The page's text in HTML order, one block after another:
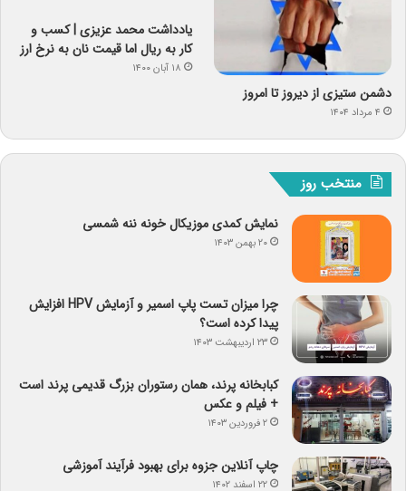
دشمن ستیزی از دیروز تا امروز
۴ مرداد ۱۴۰۴
یادداشت‌ محمد عزیزی | کسب و
کار به ریال اما قیمت نان به نرخ ارز
۱۸ آبان ۱۴۰۰
منتخب روز
نمایش کمدی موزیکال خونه ننه شمسی
۲۰ بهمن ۱۴۰۳
چرا میزان تست پاپ اسمیر و آزمایش HPV افزایش
پیدا کرده است؟
۲۳ اردیبهشت ۱۴۰۳
کبابخانه پرند، همان رستوران بزرگ قدیمی پرند است
+ فیلم و عکس
۲ فروردین ۱۴۰۳
چاپ آنلاین جزوه برای بهبود فرآیند آموزشی
۲۲ اسفند ۱۴۰۲